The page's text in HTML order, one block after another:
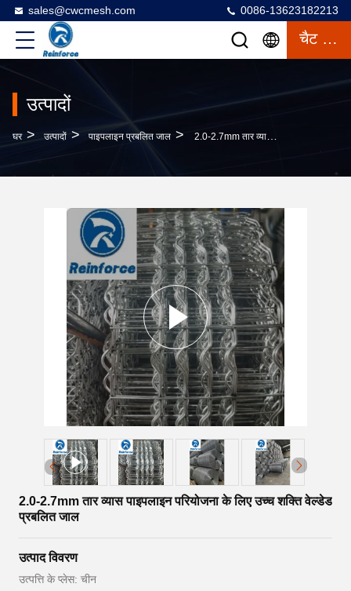
sales@cwcmesh.com 0086-13623182213
चैट करना
उत्पादों
घर > उत्पादों > पाइपलाइन प्रबलित जाल > 2.0-2.7mm तार व्यास पाइपलाइन परियोजना के लिए उच्च शक्ति वेल्डेड प्रबलित जाल
2.0-2.7mm तार व्यास पाइपलाइन परियोजना के लिए उच्च शक्ति वेल्डेड
प्रबलित जाल
उत्पाद विवरण
उत्पत्ति के प्लेस: चीन